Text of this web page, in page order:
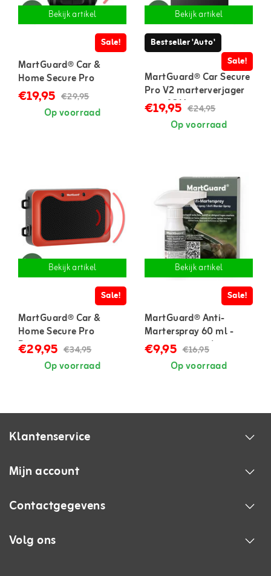
Bekijk artikel
Sale!
MartGuard® Car &
Home Secure Pro
marterverjager voor in
auto en huis
€19,95 €29,95
Op voorraad
Bekijk artikel
Bestseller 'Auto'
Sale!
MartGuard® Car Secure
Pro V2 marterverjager
auto 12 V
€19,95 €24,95
Op voorraad
Bekijk artikel
Sale!
MartGuard® Car &
Home Secure Pro
Battery marterverjager
op batterijen
€29,95 €34,95
Op voorraad
Bekijk artikel
Sale!
MartGuard® Anti-
Marterspray 60 ml -
geconcentreerd
€9,95 €16,95
Op voorraad
Klantenservice
Mijn account
Contactgegevens
Volg ons